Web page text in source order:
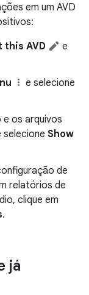
em um AVD
this AVD
e
e selecione
os arquivos
selecioneShow
de
relatórios de
clique em
.
já